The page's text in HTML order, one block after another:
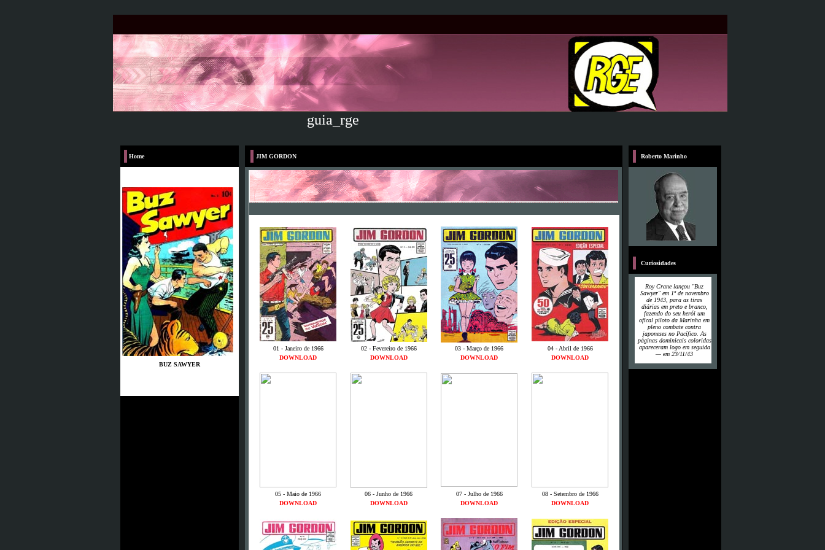
guia_rge
Home
BUZ SAWYER
JIM GORDON
01 - Janeiro de 1966 02 - Fevereiro de 1966 03 - Março de 1966
04 - Abril de 1966
DOWNLOAD
DOWNLOAD DOWNLOAD DOWNLOAD
05 - Maio de 1966 06 - Junho de 1966 07 - Julho de 1966
08 - Setembro de 1966
DOWNLOAD
DOWNLOAD DOWNLOAD DOWNLOAD
Roberto Marinho
Curiosidades
Roy Crane lançou "Buz
Sawyer" em 1º de novembro
de 1943, para as tiras
diárias em preto e branco,
fazendo do seu herói um
ofical piloto da Marinha em
pleno combate contra
japoneses no Pacífico. As
páginas dominicais coloridas
apareceram logo em seguida
— em 23/11/43